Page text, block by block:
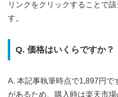
リンクをクリックすることで
す。
Q. 価格はいくらですか？
A. 本記事執筆時点で1,897円で
があるため、購入時は楽天市